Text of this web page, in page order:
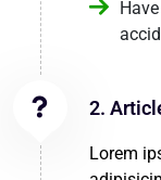
2.
Lorem